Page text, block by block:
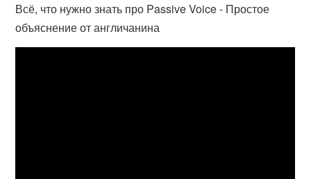
Всё, что нужно знать про Passive Voice - Простое
объяснение от англичанина